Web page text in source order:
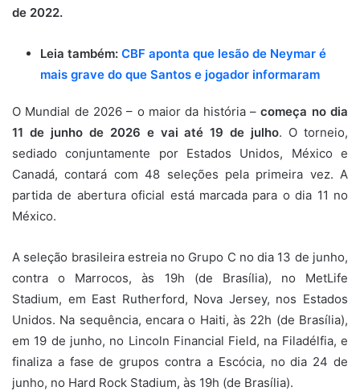
de 2022.
Leia também: CBF aponta que lesão de Neymar é
mais grave do que Santos e jogador informaram
O Mundial de 2026 – o maior da história – começa no dia
11 de junho de 2026 e vai até 19 de julho. O torneio,
sediado conjuntamente por Estados Unidos, México e
Canadá, contará com 48 seleções pela primeira vez. A
partida de abertura oficial está marcada para o dia 11 no
México.
A seleção brasileira estreia no Grupo C no dia 13 de junho,
contra o Marrocos, às 19h (de Brasília), no MetLife
Stadium, em East Rutherford, Nova Jersey, nos Estados
Unidos. Na sequência, encara o Haiti, às 22h (de Brasília),
em 19 de junho, no Lincoln Financial Field, na Filadélfia, e
finaliza a fase de grupos contra a Escócia, no dia 24 de
junho, no Hard Rock Stadium, às 19h (de Brasília).